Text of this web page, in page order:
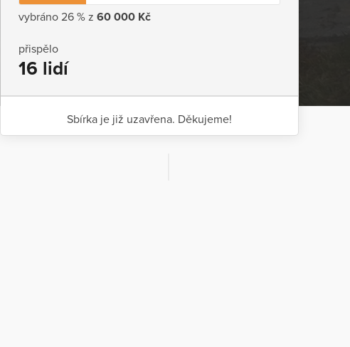
vybráno 26 % z 60 000 Kč
přispělo
16 lidí
Sbírka je již uzavřena. Děkujeme!